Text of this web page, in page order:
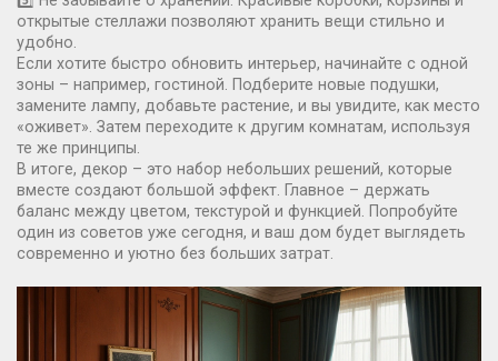
открытые стеллажи позволяют хранить вещи стильно и
удобно.
Если хотите быстро обновить интерьер, начинайте с одной
зоны – например, гостиной. Подберите новые подушки,
замените лампу, добавьте растение, и вы увидите, как место
«оживет». Затем переходите к другим комнатам, используя
те же принципы.
В итоге, декор – это набор небольших решений, которые
вместе создают большой эффект. Главное – держать
баланс между цветом, текстурой и функцией. Попробуйте
один из советов уже сегодня, и ваш дом будет выглядеть
современно и уютно без больших затрат.